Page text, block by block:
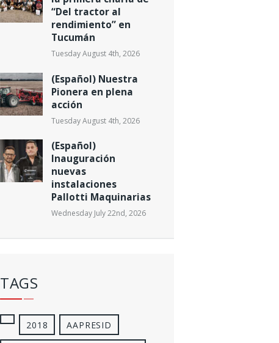
“Del tractor al
rendimiento” en
Tucumán
Tuesday August 4th, 2026
(Español) Nuestra
Pionera en plena
acción
Tuesday August 4th, 2026
(Español)
Inauguración
nuevas
instalaciones
Pallotti Maquinarias
Wednesday July 22nd, 2026
TAGS
2018 AAPRESID